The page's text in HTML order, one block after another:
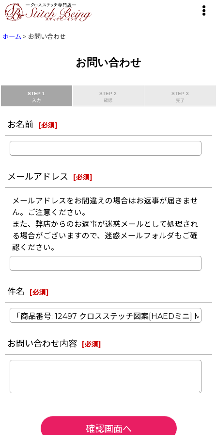
ホーム > お問い合わせ
お問い合わせ
STEP 1
入力
STEP 2
確認
STEP 3
完了
お名前 [必須]
メールアドレス [必須]
メールアドレスをお間違えの場合はお返事が届きませ
ん。ご注意ください。
また、弊店からのお返事が迷惑メールとして処理され
る場合がございますので、迷惑メールフォルダもご確
認ください。
件名 [必須]
お問い合わせ内容 [必須]
確認画面へ